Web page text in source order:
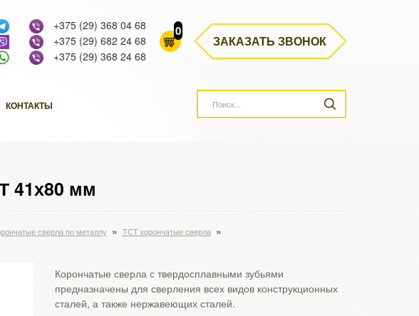
+375 (29) 368 04 68
+375 (29) 682 24 68
+375 (29) 368 24 68
0
ЗАКАЗАТЬ ЗВОНОК
КОНТАКТЫ
41х80 мм
сверла по металлу » ТСТ корончатые сверла »
Корончатые сверла с твердосплавными зубьями
предназначены для сверления всех видов конструкционных
сталей, а также нержавеющих сталей.